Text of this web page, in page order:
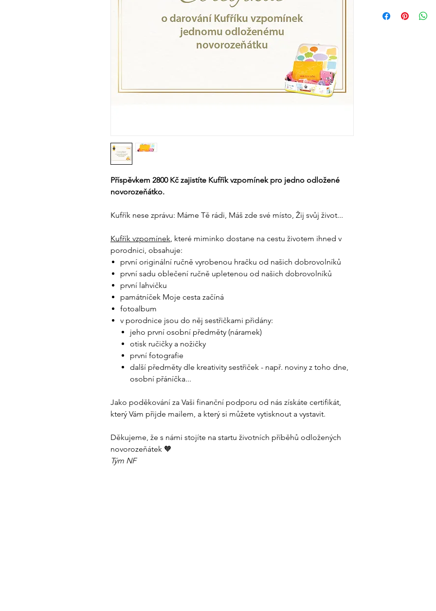
Příspěvkem 2800 Kč zajistíte Kufřík vzpomínek pro jedno odložené
novorozeňátko.
Kufřík nese zprávu: Máme Tě rádi, Máš zde své místo, Žij svůj život...
Kufřík vzpomínek, které miminko dostane na cestu životem ihned v
porodnici, obsahuje:
první originální ručně vyrobenou hračku od našich dobrovolníků
první sadu oblečení ručně upletenou od našich dobrovolníků
první lahvičku
památníček Moje cesta začíná
fotoalbum
v porodnice jsou do něj sestřičkami přidány:
jeho první osobní předměty (náramek)
otisk ručičky a nožičky
první fotografie
další předměty dle kreativity sestřiček - např. noviny z toho dne,
osobní přáníčka...
Jako poděkování za Vaši finanční podporu od nás získáte certifikát,
který Vám přijde mailem, a který si můžete vytisknout a vystavit.
Děkujeme, že s námi stojíte na startu životních příběhů odložených
novorozeňátek 🧡
Tým NF